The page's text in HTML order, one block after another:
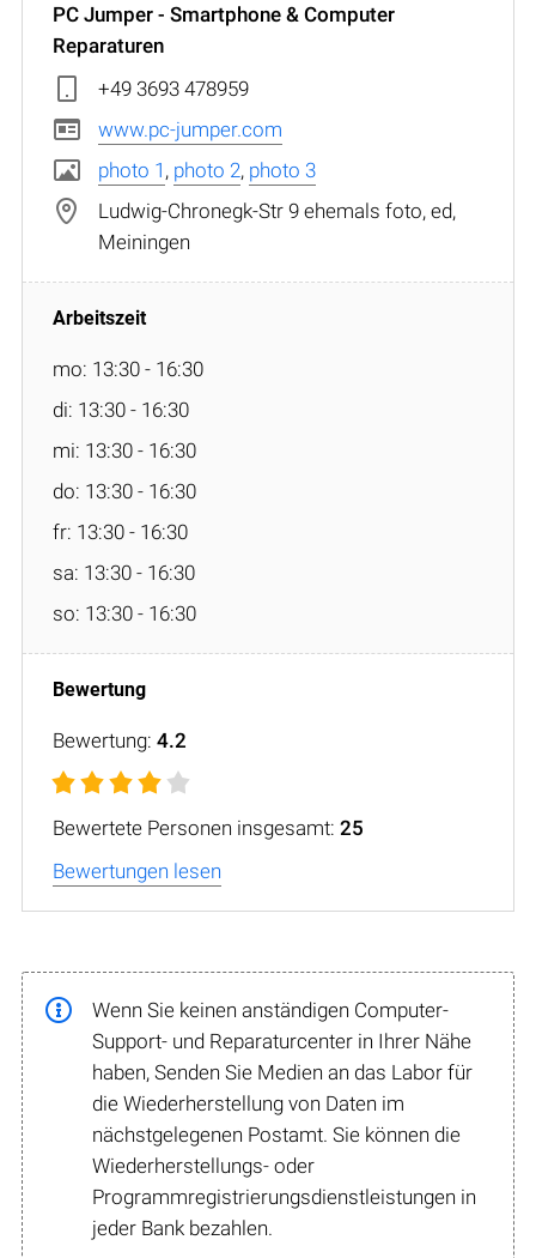
PC Jumper - Smartphone & Computer
Reparaturen
+49 3693 478959
www.pc-jumper.com
photo 1 , photo 2, photo 3
Ludwig-Chronegk-Str 9 ehemals foto, ed,
Meiningen
mo: 13:30 - 16:30
di: 13:30 - 16:30
mi: 13:30 - 16:30
do: 13:30 - 16:30
fr: 13:30 - 16:30
sa: 13:30 - 16:30
so: 13:30 - 16:30
Bewertung: 4.2
Bewertete Personen insgesamt: 25
Bewertungen lesen
Wenn Sie keinen anständigen Computer-
Support- und Reparaturcenter in Ihrer Nähe
haben, Senden Sie Medien an das Labor für
die Wiederherstellung von Daten im
nächstgelegenen Postamt. Sie können die
Wiederherstellungs- oder
Programmregistrierungsdienstleistungen in
jeder Bank bezahlen.